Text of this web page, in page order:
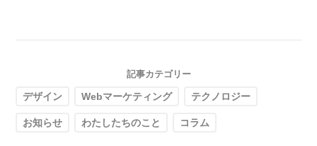
記事カテゴリー
デザイン Webマーケティング テクノロジー
お知らせ わたしたちのこと コラム